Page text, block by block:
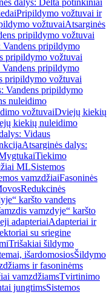
dalys: Delta potinkiniai
Pripildymo vožtuvai ir
vožtuvaiAtsarginės
pripildymo vožtuvai
Vandens pripildymo
pripildymo vožtuvai
Vandens pripildymo
pripildymo vožtuvai
Vandens pripildymo
nuleidimo
vožtuvaiDviejų kiekių
kiekių nuleidimo
Vidaus
Atsarginės dalys:
Tiekimo
MLSistemos
vamzdžiaiFasoninės
Redukcinės
karšto vandens
vamzdyje“ karšto
adapteriaiAdapteriai ir
su sriegine
Trišakiai šildymo
išardomosiosŠildymo
ir fasoninėms
vamzdžiamsTvirtinimo
jungtimsSistemos